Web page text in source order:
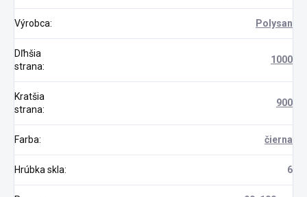
Výrobca: Polysan
Dľhšia
strana:
1000
Kratšia
strana:
900
Farba: čierna
Hrúbka skla: 6